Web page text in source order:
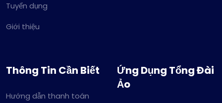
Tuyển dụng
Giới thiệu
Thông Tin Cần Biết
Hướng dẫn thanh toán
Ứng Dụng Tổng Đài
Ảo